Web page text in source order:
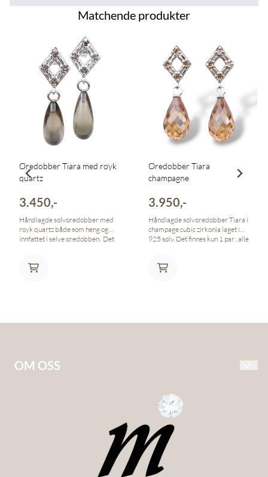
Matchende produkter
Øredobber Tiara med røyk
quartz
3.450,-
Håndlagde sølvøredobber med
røyk quartz både som heng og
innfattet i selve øredobben. Det
øredobbene er design for 2025
uker
Øredobber Tiara
champagne
3.950,-
Håndlagde sølvøredobber Tiara i
champage cubic zirkonia laget i
925 sølv. Det finnes kun 1 par , alle
OM OSS
Hvert smykke formes for hånd i små serier, med fokus på
kvalitet, særpreg og et tydelig skandinavisk formspråk. Her
finner du både herresmykker og damesmykker i sølv og
andre edle metaller – unike smykker som kombinerer